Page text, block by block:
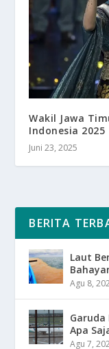
Wakil Jawa
Indonesia 2025
Juni 23, 2025
BERITA
Laut
Agu 8,
Garuda
Apa
Agu 7,